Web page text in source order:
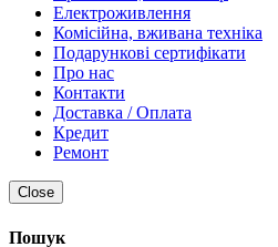
Електроживлення
Комісійна, вживана техніка
Подарункові сертифікати
Про нас
Контакти
Доставка / Оплата
Кредит
Ремонт
Close
Пошук